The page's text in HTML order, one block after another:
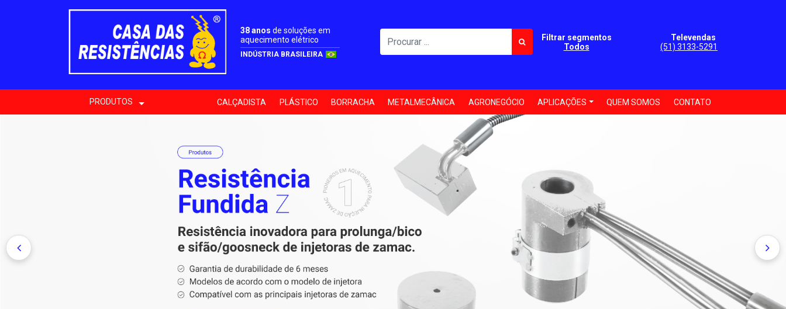
38 anos de soluções em
aquecimento elétrico
INDÚSTRIA BRASILEIRA
Filtrar segmentos
Todos
Televendas
(51) 3133-5291
PRODUTOS CALÇADISTA PLÁSTICO BORRACHA METALMECÂNICA AGRONEGÓCIO APLICAÇÕES QUEM SOMOS CONTATO